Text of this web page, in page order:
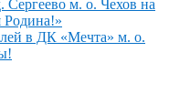
Сергеево м. о. Чехов на
Родина!»